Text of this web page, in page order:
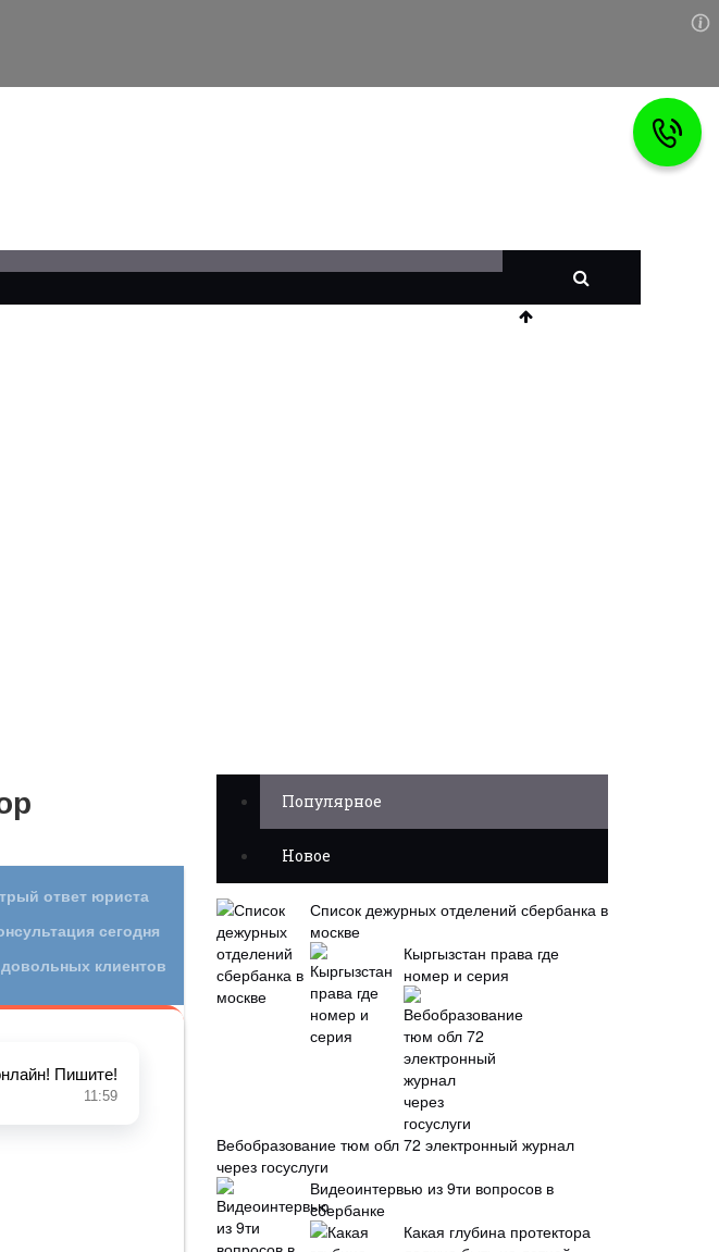
Популярное
Новое
Список дежурных отделений сбербанка в
москве
Кыргызстан права где
номер и серия
Вебобразование тюм обл 72 электронный журнал
через госуслуги
Видеоинтервью из 9ти вопросов в
сбербанке
Какая глубина протектора